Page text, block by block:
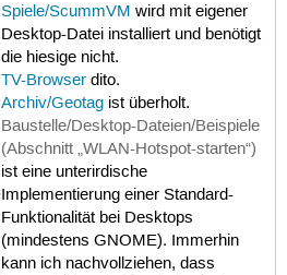
Spiele/ScummVM wird mit eigener
Desktop-Datei installiert und benötigt
die hiesige nicht.
TV-Browser dito.
Archiv/Geotag ist überholt.
Baustelle/Desktop-Dateien/Beispiele
(Abschnitt „WLAN-Hotspot-starten“)
ist eine unterirdische
Implementierung einer Standard-
Funktionalität bei Desktops
(mindestens GNOME). Immerhin
kann ich nachvollziehen, dass